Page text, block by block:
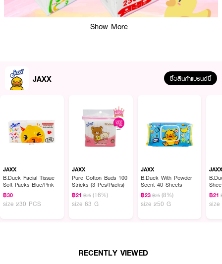
ผลลัพธ์ที่ได้ :
JAXX B.Duck Facial Tissue Soft Packs Blue Pinkกระดาษเช็ดหน้า B.Duck
• เนื้อกระดาษหนา 2 ชั้น
• ไม่เป็นขุย แม้โดนน้ำ
• เนื้อเหนียว เนียน นุ่ม
Show More
JAXX ซื้อสินค้าแบรนด์นี้
JAXX
B.Duck Facial Tissue
Soft Packs Blue/Pink
฿30
size 230 PCS
JAXX
Pure Cotton Buds 100
Stricks (3 Pcs/Packs)
฿21 ฿25 (16%)
size 63 G
JAXX
B.Duck With Powder
Scent 40 Sheets
฿23 ฿25 (8%)
size 250 G
฿21
size
RECENTLY VIEWED